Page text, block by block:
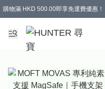
購物滿 HKD 500.00即享免運費優惠